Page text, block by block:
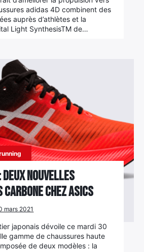
adidas 4D combinent des
auprès d’athlètes et la
Light SynthesisTM de…
deux nouvelles
chez Asics
mars 2021
japonais dévoile ce mardi 30
gamme de chaussures haute
de deux modèles : la
menumenu